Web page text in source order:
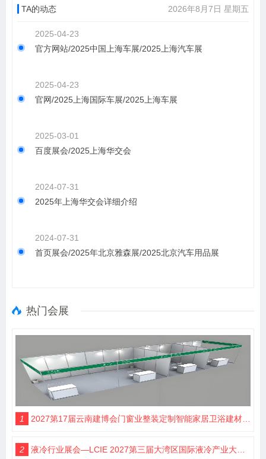
TA的动态 2026年8月7日 星期五
2025-04-23
官方网站/2025中国上海车展/2025上海汽车展
2025-04-23
官网/2025上海国际车展/2025上海车展
2025-03-01
百度展会/2025上海华交会
2024-07-31
2025年上海华交会详细介绍
2024-07-31
首页展会/2025年北京雅森展/2025北京汽车用品展
热门会展
1 2027第17届云南建博会门窗业整装定制智能家居卫浴建材展会
2 液冷行业展会—LCIE 2027第三届大湾区国际液冷产业大会暨展览会（深圳）